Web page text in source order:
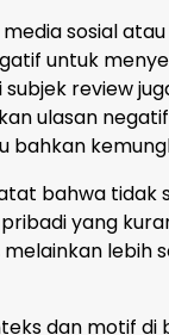
sosial
untuk
review
ulasan
bahkan
bahwa
yang
lebih
dan motif di